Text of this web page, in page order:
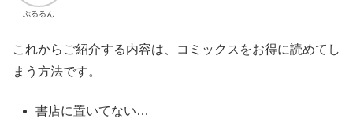
ぷるるん
これからご紹介する内容は、コミックスをお得に読めてし
まう方法です。
書店に置いてない…